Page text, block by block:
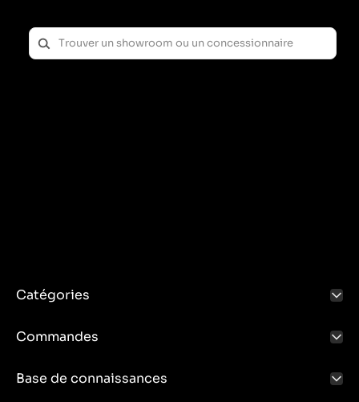
Catégories
Commandes
Base de connaissances